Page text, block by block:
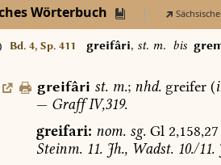
Wörterbuch
Bd. 4, Sp. 411 greifâri, st. m. bis
greifâri st. m.; nhd. greifer (
— GraffIV,319.
greifari: nom.sg.Gl2,158,27
Steinm.11.Jh.,Wadst.10./11.